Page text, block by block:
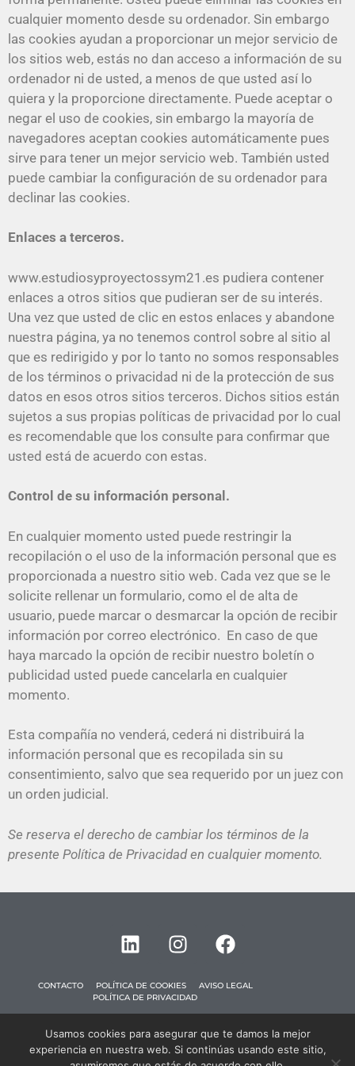
cualquier momento desde su ordenador. Sin embargo
las cookies ayudan a proporcionar un mejor servicio de
los sitios web, estás no dan acceso a información de su
ordenador ni de usted, a menos de que usted así lo
quiera y la proporcione directamente. Puede aceptar o
negar el uso de cookies, sin embargo la mayoría de
navegadores aceptan cookies automáticamente pues
sirve para tener un mejor servicio web. También usted
puede cambiar la configuración de su ordenador para
declinar las cookies.
Enlaces a terceros.
www.estudiosyproyectossym21.es pudiera contener
enlaces a otros sitios que pudieran ser de su interés.
Una vez que usted de clic en estos enlaces y abandone
nuestra página, ya no tenemos control sobre al sitio al
que es redirigido y por lo tanto no somos responsables
de los términos o privacidad ni de la protección de sus
datos en esos otros sitios terceros. Dichos sitios están
sujetos a sus propias políticas de privacidad por lo cual
es recomendable que los consulte para confirmar que
usted está de acuerdo con estas.
Control de su información personal.
En cualquier momento usted puede restringir la
recopilación o el uso de la información personal que es
proporcionada a nuestro sitio web. Cada vez que se le
solicite rellenar un formulario, como el de alta de
usuario, puede marcar o desmarcar la opción de recibir
información por correo electrónico. En caso de que
haya marcado la opción de recibir nuestro boletín o
publicidad usted puede cancelarla en cualquier
momento.
Esta compañía no venderá, cederá ni distribuirá la
información personal que es recopilada sin su
consentimiento, salvo que sea requerido por un juez con
un orden judicial.
Se reserva el derecho de cambiar los términos de la
presente Política de Privacidad en cualquier momento.
CONTACTO POLÍTICA DE COOKIES
AVISO LEGAL
POLÍTICA DE PRIVACIDAD
Estudios y Proyectos SyM21 ©
Powered by
El Gato y el Ratón SL ©
Usamos cookies para asegurar que te damos la mejor
experiencia en nuestra web. Si continúas usando este sitio,